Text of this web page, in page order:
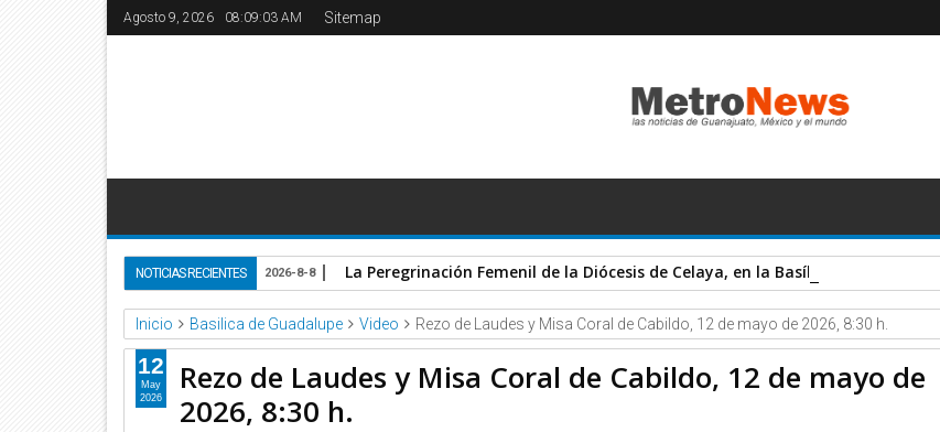
Agosto 9, 2026 08:09:04 AM Sitemap
NOTICIAS RECIENTES La Peregrinación Femenil de la Diócesis de Celaya, en la Basílica de Guadalupe.
2026-8-8
Inicio Basilica de Guadalupe Video Rezo de Laudes y Misa Coral de Cabildo, 12 de mayo de 2026, 8:30 h.
Rezo de Laudes y Misa Coral de Cabildo, 12 de mayo de
2026, 8:30 h.
12
May
2026